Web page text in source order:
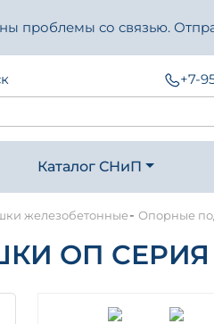
проблемы со связью.
+7-
Каталог СНиП
железобетонные- Опорные
ОП СЕРИЯ